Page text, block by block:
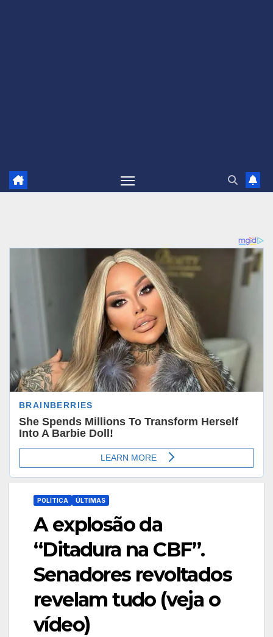
POLÍTICA ÚLTIMAS
A explosão da
“Ditadura na CBF”.
Senadores revoltados
revelam tudo (veja o
vídeo)